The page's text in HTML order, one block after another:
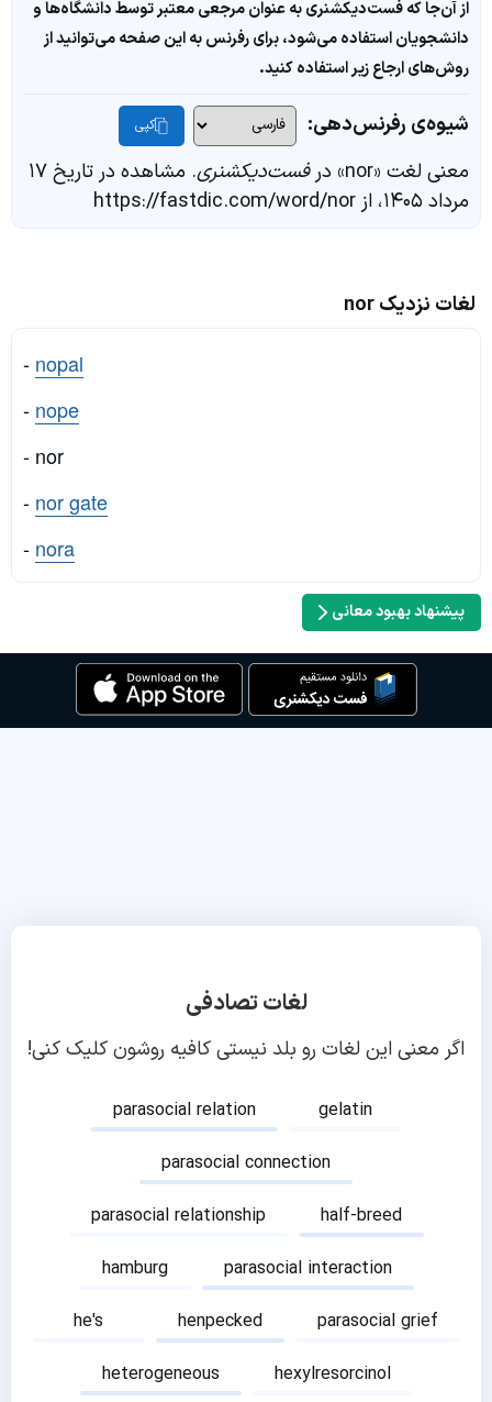
از آن‌جا که فست‌دیکشنری به عنوان مرجعی معتبر توسط دانشگاه‌ها و
دانشجویان استفاده می‌شود، برای رفرنس به این صفحه می‌توانید از
روش‌های ارجاع زیر استفاده کنید.
شیوه‌ی رفرنس‌دهی: کپی
معنی لغت «nor» در فست‌دیکشنری
. مشاهده در تاریخ ۱۷
مرداد ۱۴۰۵، از https://fastdic.com/word/nor
لغات نزدیک nor
- nopal
- nope
- nor
- nor gate
- nora
پیشنهاد بهبود معانی
لغات تصادفی
اگر معنی این لغات رو بلد نیستی کافیه روشون کلیک کنی!
parasocial relation
gelatin
parasocial connection
parasocial relationship
half-breed
hamburg
parasocial interaction
he's
henpecked
parasocial grief
heterogeneous
hexylresorcinol